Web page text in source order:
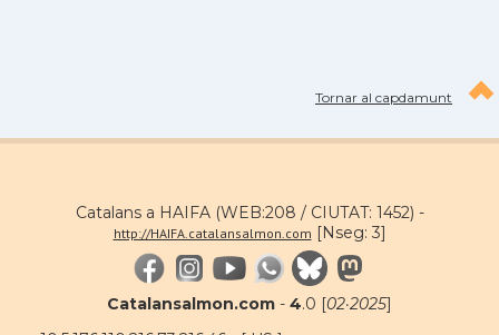
Tornar al capdamunt
Catalans a HAIFA (WEB:208 / CIUTAT: 1452) -
http://HAIFA.catalansalmon.com [Nseg: 3]
Catalansalmon.com - 4.0 [02·2025]